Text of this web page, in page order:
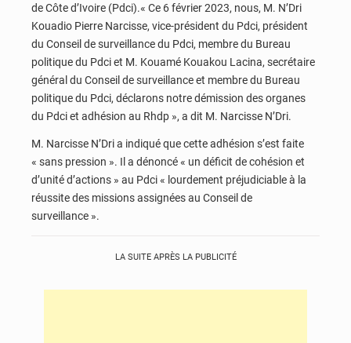
de Côte d’Ivoire (Pdci).« Ce 6 février 2023, nous, M. N’Dri
Kouadio Pierre Narcisse, vice-président du Pdci, président
du Conseil de surveillance du Pdci, membre du Bureau
politique du Pdci et M. Kouamé Kouakou Lacina, secrétaire
général du Conseil de surveillance et membre du Bureau
politique du Pdci, déclarons notre démission des organes
du Pdci et adhésion au Rhdp », a dit M. Narcisse N’Dri.
M. Narcisse N’Dri a indiqué que cette adhésion s’est faite
« sans pression ». Il a dénoncé « un déficit de cohésion et
d’unité d’actions » au Pdci « lourdement préjudiciable à la
réussite des missions assignées au Conseil de
surveillance ».
LA SUITE APRÈS LA PUBLICITÉ